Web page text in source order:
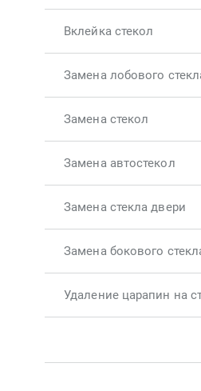
Вклейка стекол
Замена лобового
Замена стекол
Замена автостекол
Замена стекла двери
Замена бокового
Удаление царапин на